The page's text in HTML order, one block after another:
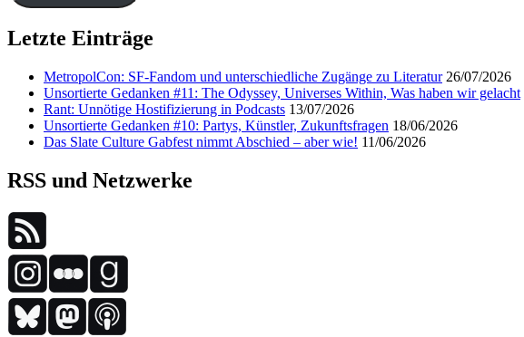
Letzte Einträge
MetropolCon: SF-Fandom und unterschiedliche Zugänge zu Literatur 26/07/2026
Unsortierte Gedanken #11: The Odyssey, Universes Within, Was haben wir gelacht
Rant: Unnötige Hostifizierung in Podcasts 13/07/2026
Unsortierte Gedanken #10: Partys, Künstler, Zukunftsfragen 18/06/2026
Das Slate Culture Gabfest nimmt Abschied – aber wie! 11/06/2026
RSS und Netzwerke